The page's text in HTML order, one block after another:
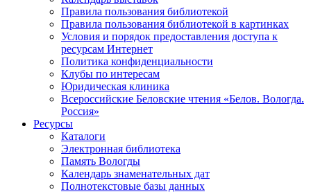
Правила пользования библиотекой
Правила пользования библиотекой в картинках
Условия и порядок предоставления доступа к
ресурсам Интернет
Политика конфиденциальности
Клубы по интересам
Юридическая клиника
Всероссийские Беловские чтения «Белов. Вологда.
Россия»
Ресурсы
Каталоги
Электронная библиотека
Память Вологды
Календарь знаменательных дат
Полнотекстовые базы данных